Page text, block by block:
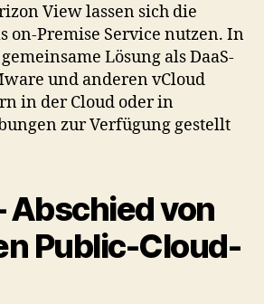
View lassen sich die
on-Premise Service nutzen. In
Lösung als DaaS-
und anderen vCloud
in der Cloud oder in
zur Verfügung gestellt
Abschied von
Public-Cloud-